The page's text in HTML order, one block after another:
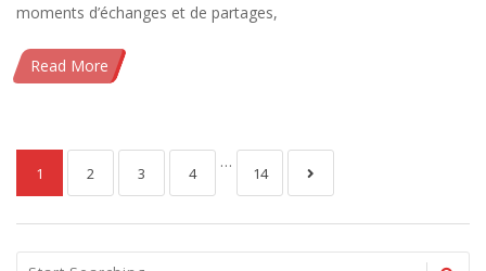
moments d’échanges et de partages,
Read More
1 2 3 4
…
14